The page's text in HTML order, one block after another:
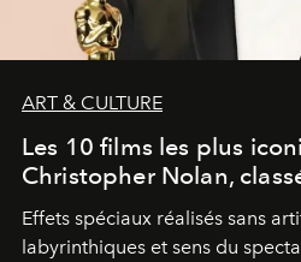
ART & CULTURE
Les 10 films les plus
Christopher Nolan,
Effets spéciaux réalisés sans
labyrinthiques et sens du